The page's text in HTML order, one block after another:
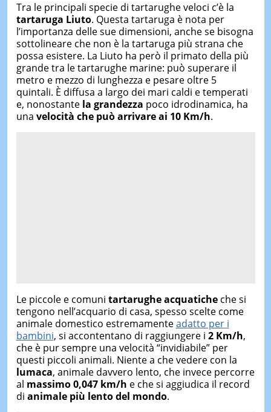
Tra le principali specie di tartarughe veloci c’è la
tartaruga Liuto. Questa tartaruga è nota per
l’importanza delle sue dimensioni, anche se bisogna
sottolineare che non è la tartaruga più strana che
possa esistere. La Liuto ha però il primato della più
grande tra le tartarughe marine: può superare il
metro e mezzo di lunghezza e pesare oltre 5
quintali. È diffusa a largo dei mari caldi e temperati
e, nonostantela grandezza poco idrodinamica, ha
una velocità che può arrivare ai 10 Km/h.
Le piccole e comuni tartarughe acquaticheche si
tengono nell’acquario di casa, spesso scelte come
animale domestico estremamenteadatto per i
bambini, si accontentano di raggiungere i 2 Km/h,
che è pur sempre una velocità “invidiabile” per
questi piccoli animali. Niente a che vedere con la
lumaca, animale davvero lento, che invece percorre
al massimo 0,047 km/h e che si aggiudica il record
di animale più lento del mondo.